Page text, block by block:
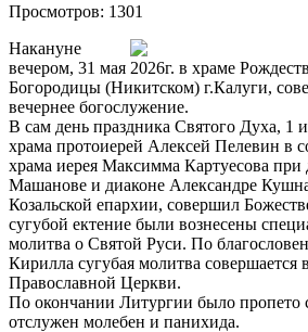
Просмотров: 1301
Накануне
вечером, 31 мая 2026г. в храме
Богородицы (Никитском) г.Калуги,
вечернее богослужение.
В сам день праздника Святого Духа, 1
храма протоиерей Алексей Пелевин в
храма иерея Максимма Картуесова при
Машанове и диаконе Александре
Козальской епархии, совершил
сугубой ектение были вознесены
молитва о Святой Руси. По
Кирилла сугубая молитва совершается
Православной Церкви.
По окончании Литургии было пропето
отслужен молебен и панихида.